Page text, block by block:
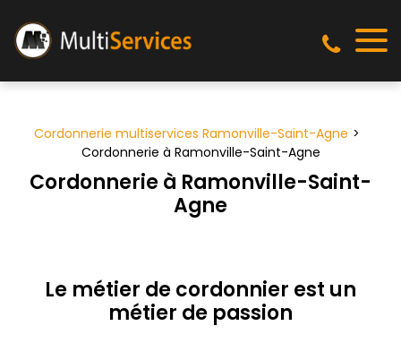
Cordonnerie multiservices Ramonville-Saint-Agne
Cordonnerie à Ramonville-Saint-Agne
Cordonnerie à Ramonville-Saint-
Agne
Le métier de cordonnier est un
métier de passion